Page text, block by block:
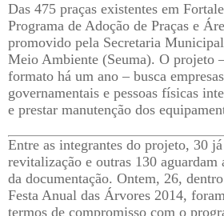
Das 475 praças existentes em
Programa de Adoção de Praças e
promovido pela Secretaria
Meio Ambiente (Seuma). O projeto
formato há um ano – busca
governamentais e pessoas físicas
e prestar manutenção dos
Entre as integrantes do projeto, 30
revitalização e outras 130 aguardam
da documentação. Ontem, 26,
Festa Anual das Árvores 2014,
termos de compromisso com o